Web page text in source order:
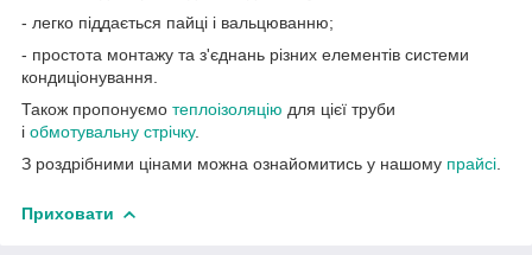
- легко піддається пайці і вальцюванню;
- простота монтажу та з'єднань різних елементів системи
кондиціонування.
Також пропонуємо теплоізоляцію для цієї труби
і обмотувальну стрічку.
З роздрібними цінами можна ознайомитись у нашому прайсі
Приховати